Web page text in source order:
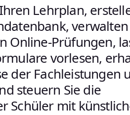
Lehrplan,
verwalten
Online-Prüfungen,
vorlesen,
der Fachleistungen
steuern Sie die
Schüler mit